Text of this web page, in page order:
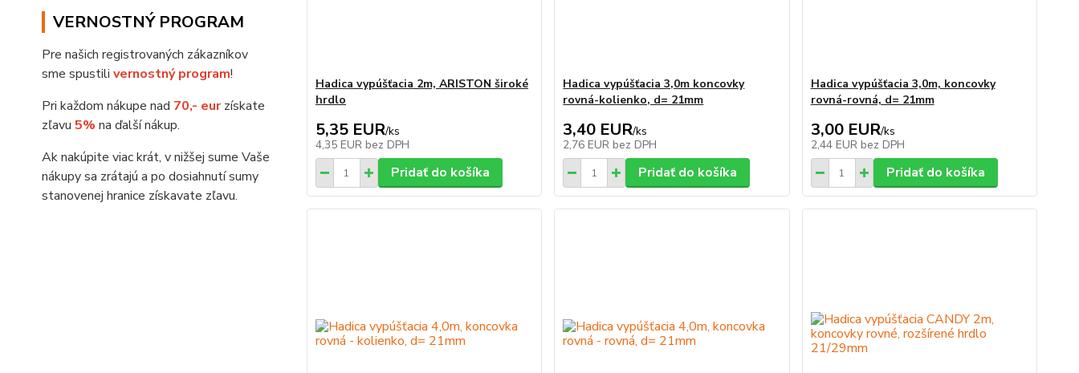
VERNOSTNÝ PROGRAM
Pre našich registrovaných zákazníkov
sme spustili vernostný program!
Pri každom nákupe nad 70,- eurzískate
zľavu 5% na ďalší nákup.
Ak nakúpite viac krát, v nižšej sume Vaše
nákupy sa zrátajú a po dosiahnutí sumy
stanovenej hranice získavate zľavu.
Hadica vypúšťacia 2m, ARISTON široké
hrdlo
5,35 EUR/ks
4,35 EUR bez DPH
Pridať do košíka
Hadica vypúšťacia 3,0m koncovky
rovná-kolienko, d= 21mm
3,40 EUR/ks
2,76 EUR bez DPH
Pridať do košíka
Hadica vypúšťacia 3,0m, koncovky
rovná-rovná, d= 21mm
3,00 EUR/ks
2,44 EUR bez DPH
Pridať do košíka